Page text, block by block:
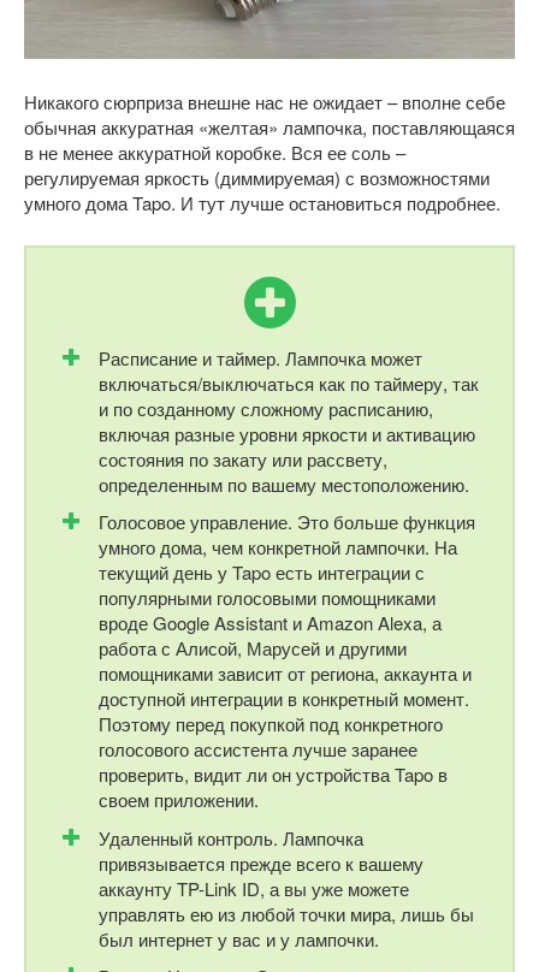
Никакого сюрприза внешне нас не ожидает – вполне себе
обычная аккуратная «желтая» лампочка, поставляющаяся
в не менее аккуратной коробке. Вся ее соль –
регулируемая яркость (диммируемая) с возможностями
умного дома Tapo. И тут лучше остановиться подробнее.
Расписание и таймер. Лампочка может
включаться/выключаться как по таймеру, так
и по созданному сложному расписанию,
включая разные уровни яркости и активацию
состояния по закату или рассвету,
определенным по вашему местоположению.
Голосовое управление. Это больше функция
умного дома, чем конкретной лампочки. На
текущий день у Tapo есть интеграции с
популярными голосовыми помощниками
вроде Google Assistant и Amazon Alexa, а
работа с Алисой, Марусей и другими
помощниками зависит от региона, аккаунта и
доступной интеграции в конкретный момент.
Поэтому перед покупкой под конкретного
голосового ассистента лучше заранее
проверить, видит ли он устройства Tapo в
своем приложении.
Удаленный контроль. Лампочка
привязывается прежде всего к вашему
аккаунту TP-Link ID, а вы уже можете
управлять ею из любой точки мира, лишь бы
был интернет у вас и у лампочки.